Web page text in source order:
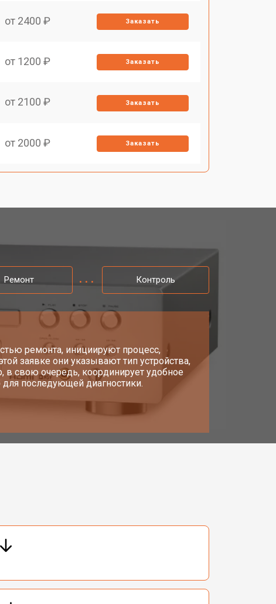
от 2400 ₽ Заказать
от 1200 ₽ Заказать
от 2100 ₽ Заказать
от 2000 ₽ Заказать
Ремонт Контроль
ремонта, инициируют процесс,
заявке они указывают тип устройства,
в свою очередь, координирует удобное
для последующей диагностики.